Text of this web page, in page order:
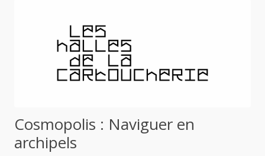
Cosmopolis : Naviguer en
archipels